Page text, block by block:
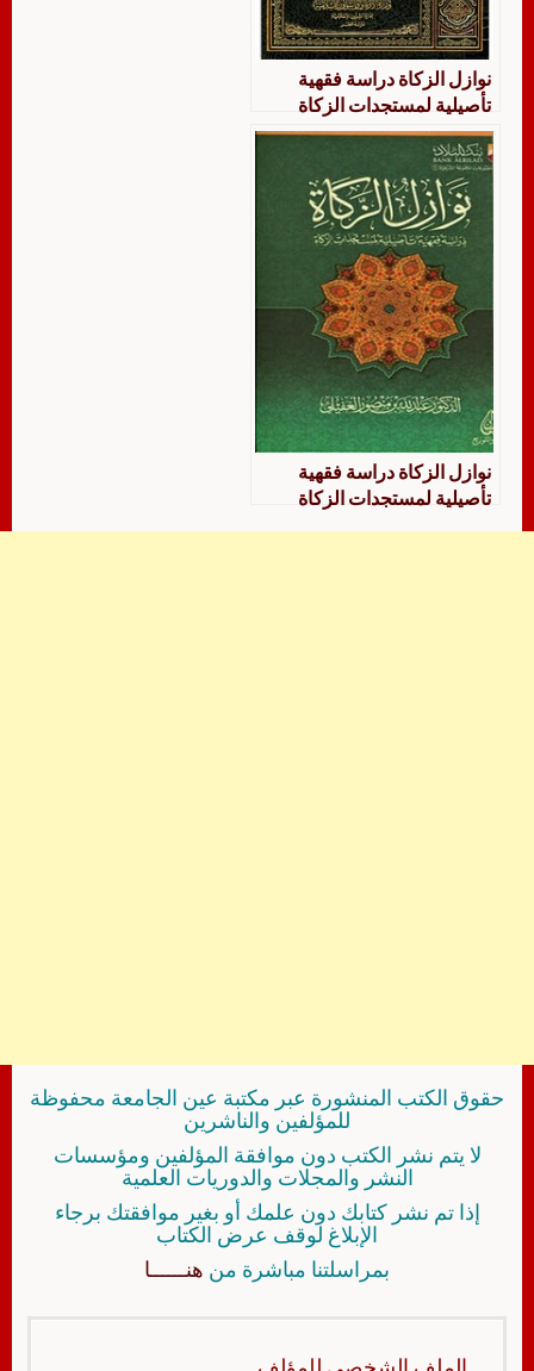
نوازل الزكاة دراسة فقهية
تأصيلية لمستجدات الزكاة
نوازل الزكاة دراسة فقهية
تأصيلية لمستجدات الزكاة
حقوق الكتب المنشورة عبر مكتبة عين الجامعة محفوظة
للمؤلفين والناشرين
لا يتم نشر الكتب دون موافقة المؤلفين ومؤسسات
النشر والمجلات والدوريات العلمية
إذا تم نشر كتابك دون علمك أو بغير موافقتك برجاء
الإبلاغ لوقف عرض الكتاب
بمراسلتنا مباشرة من هنــــــا